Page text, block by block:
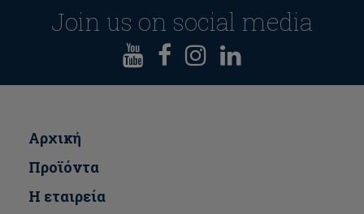
Join us on social media
Αρχική
Προϊόντα
Η εταιρεία